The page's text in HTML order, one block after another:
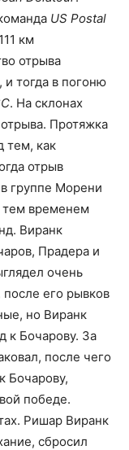
US Postal
км
отрыва
и тогда в погоню
. На склонах
отрыва. Протяжка
тем, как
отрыв
группе Морени
тем временем
Виранк
Прадера и
очень
после его рывков
но Виранк
к Бочарову. За
после чего
Бочарову,
победе.
Ришар Виранк
сбросил